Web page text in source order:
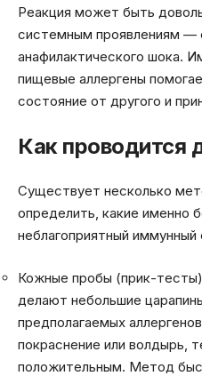
Реакция может быть
системным проявлениям —
анафилактического шока.
пищевые аллергены
состояние от другого и
Как проводится
Существует несколько
определить, какие именно
неблагоприятный
Кожные пробы (прик-
делают небольшие
предполагаемых
покраснение или волдырь,
положительным. Метод